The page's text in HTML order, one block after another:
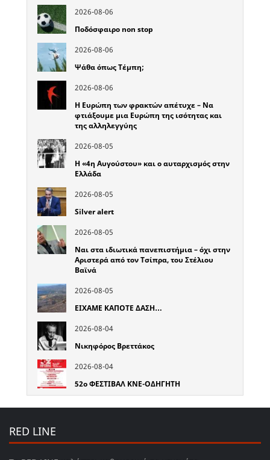
2026-08-06
Ποδόσφαιρο non stop
2026-08-06
Ψάθα όπως Τέμπη;
2026-08-06
Η Ευρώπη των φρακτών απέτυχε – Να
φτιάξουμε μια Ευρώπη της ισότητας και
της αλληλεγγύης
2026-08-05
Η «4η Αυγούστου» και ο αυταρχισμός στην
Ελλάδα
2026-08-05
Silver alert
2026-08-05
Ναι στα ιδιωτικά πανεπιστήμια – όχι στην
Αριστερά από τον Τσίπρα, του Στέλιου
Βαϊνά
2026-08-05
ΕΙΧΑΜΕ ΚΑΠΟΤΕ ΔΑΣΗ…
2026-08-04
Νικηφόρος Βρεττάκος
2026-08-04
52o ΦΕΣΤΙΒΑΛ ΚΝΕ-ΟΔΗΓΗΤΗ
RED LINE